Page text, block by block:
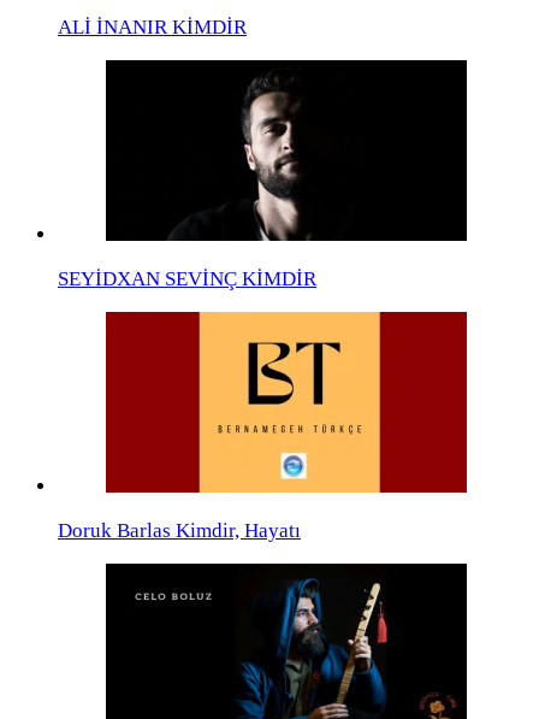
ALİ İNANIR KİMDİR
SEYİDXAN SEVİNÇ KİMDİR
Doruk Barlas Kimdir, Hayatı